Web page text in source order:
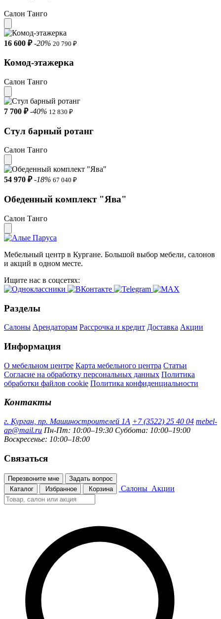
Салон Танго
16 600 ₽ -20% 20 790 ₽
Комод-этажерка
Салон Танго
7 700 ₽ -40% 12 830 ₽
Стул барный ротанг
Салон Танго
54 970 ₽ -18% 67 040 ₽
Обеденный комплект "Ява"
Салон Танго
Мебельный центр в Кургане. Большой выбор мебели, салонов
и акций в одном месте.
Ищите нас в соцсетях:
Разделы
Салоны Арендаторам Рассрочка и кредит Доставка Акции
Информация
О мебельном центре Карта мебельного центра Статьи
Согласие на обработку персональных данных Политика
обработки файлов cookie Политика конфиденциальности
Контакты
г. Курган, пр. Машиностроителей 1А +7 (3522) 25 40 04 mebel-
ap@mail.ru Пн-Пт: 10:00–19:30 Суббота: 10:00–19:00
Воскресенье: 10:00–18:00
Связаться
Перезвоните мне
Задать вопрос
Каталог
Избранное Корзина Салоны Акции